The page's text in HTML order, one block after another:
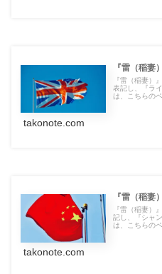
『雷（稲妻
『雷（稲妻）
表記し、『ラ
は、こちらの
takonote.com
『雷（稲妻
『雷（稲妻）
記し、『シャ
は、こちらの
takonote.com